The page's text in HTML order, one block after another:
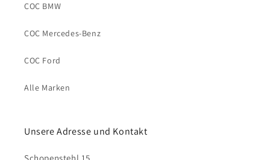
COC BMW
COC Mercedes-Benz
COC Ford
Alle Marken
Unsere Adresse und Kontakt